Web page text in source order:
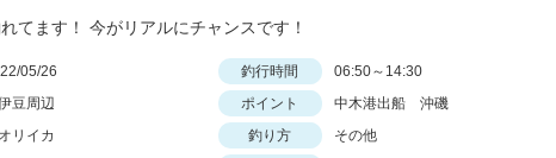
てます！ 今がリアルにチャンスです！
05/26 釣行時間
06:50～14:30
豆周辺 ポイント
中木港出船 沖磯
リイカ 釣り方
その他